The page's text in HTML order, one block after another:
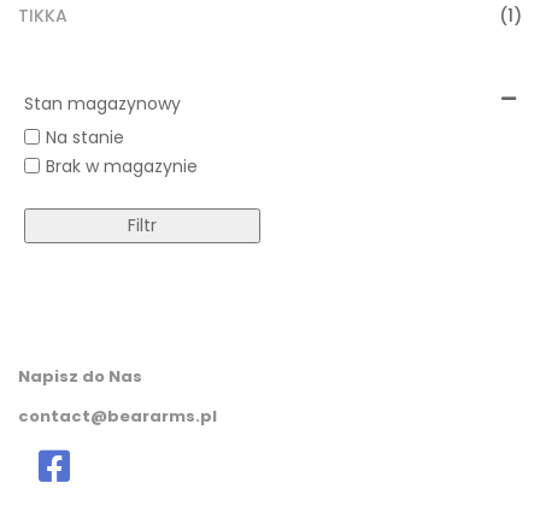
TIKKA
(1)
Stan magazynowy
Na stanie
Brak w magazynie
Filtr
Napisz do Nas
contact@beararms.pl